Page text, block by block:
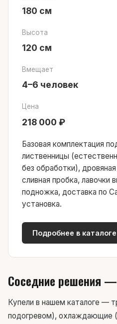
180 см
Высота
120 см
Вмещает
4–6 человек
Цена
218 000 ₽
Базовая комплектация
лиственницы
без обработки),
сливная пробка, лавочки
подножка, доставка по
установка.
Подробнее в
Соседние решения —
Купели в нашем каталоге —
подогревом), охлаждающие